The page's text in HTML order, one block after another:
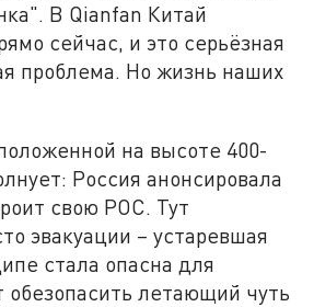
В Qianfan Китай
сейчас, и это серьёзная
проблема. Но жизнь наших
на высоте 400-
Россия анонсировала
свою РОС. Тут
эвакуации – устаревшая
стала опасна для
обезопасить летающий чуть